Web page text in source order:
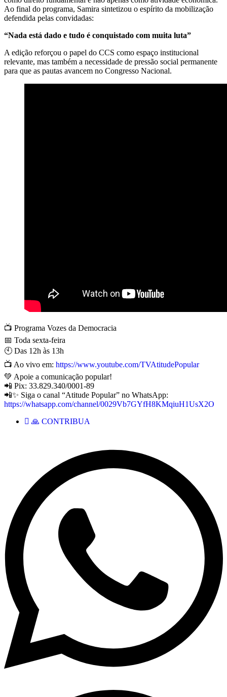
Ao final do programa, Samira sintetizou o espírito da mobilização
defendida pelas convidadas:
“Nada está dado e tudo é conquistado com muita luta”
A edição reforçou o papel do CCS como espaço institucional
relevante, mas também a necessidade de pressão social permanente
para que as pautas avancem no Congresso Nacional.
📺 Programa Vozes da Democracia
📅 Toda sexta-feira
🕙 Das 12h às 13h
📺 Ao vivo em: https://www.youtube.com/TVAtitudePopular
💚 Apoie a comunicação popular!
📲 Pix: 33.829.340/0001-89
📲✨ Siga o canal “Atitude Popular” no WhatsApp:
https://whatsapp.com/channel/0029Vb7GYfH8KMqiuH1UsX2O
🙏 CONTRIBUA